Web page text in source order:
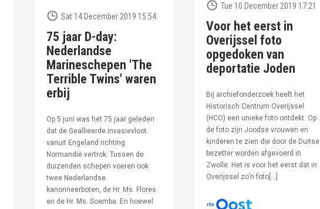
Sat 14 December 2019 15:54
75 jaar D-day:
Nederlandse
Marineschepen 'The
Terrible Twins' waren
erbij
Op 5 juni was het 75 jaar geleden
dat de Geallieerde invasievloot
vanuit Engeland richting
Normandië vertrok. Tussen de
duizenden schepen voeren ook
twee Nederlandse
kanonneerboten, de Hr. Ms. Flores
en de Hr. Ms. Soemba. En hoewel
Tue 10 December 2019 17:21
Voor het eerst in
Overijssel foto
opgedoken van
deportatie Joden
Bij archiefonderzoek heeft het
Historisch Centrum Overijssel
(HCO) een unieke foto ontdekt. Op
de foto zijn Joodse vrouwen en
kinderen te zien die door de Duitse
bezetter worden afgevoerd in
Zwolle. Het is voor het eerst dat in
Overijssel zo’n foto[…]